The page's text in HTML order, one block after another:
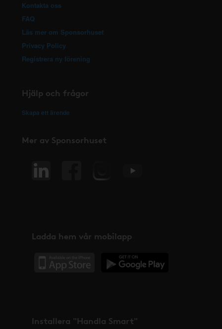
Kontakta oss
FAQ
Läs mer om Sponsorhuset
Privacy Policy
Registrera ny förening
Hjälp och frågor
Skapa ett ärende
Mer av Sponsorhuset
Ladda hem vår mobilapp
Installera "Handla Smart"